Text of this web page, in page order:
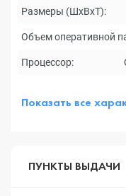
Размеры (ШxВxТ):
Объем оперативной
Процессор:
Показать все
ПУНКТЫ ВЫДАЧИ